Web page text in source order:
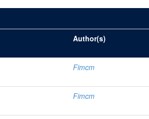
Author(s)
Fimcm
Fimcm